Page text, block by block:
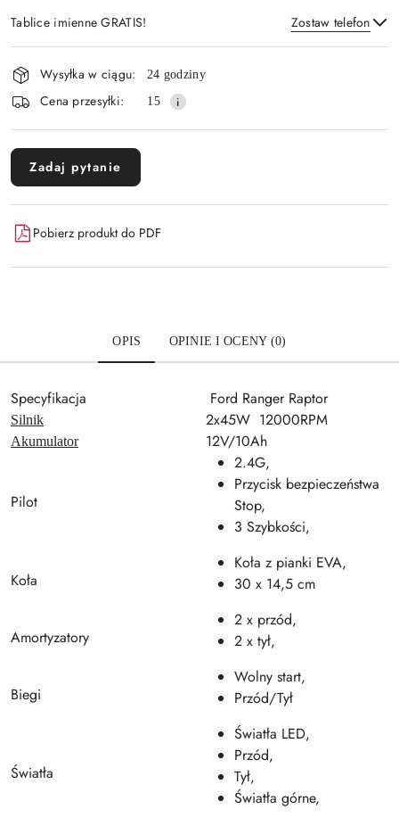
Tablice imienne GRATIS! Zostaw telefon
Wyślij
i
dostawa
Wysyłka w ciągu: 24 godziny
Cena przesyłki: 15
Zadaj pytanie
Pobierz produkt do PDF
OPIS OPINIE I OCENY (0)
Specyfikacja Ford Ranger Raptor
Silnik 2x45W 12000RPM
Akumulator 12V/10Ah
Pilot
2.4G,
Przycisk bezpieczeństwa
Stop,
3 Szybkości,
Koła
Koła z pianki EVA,
30 x 14,5 cm
Amortyzatory
2 x przód,
2 x tył,
Biegi
Wolny start,
Przód/Tył
Światła
Światła LED,
Przód,
Tył,
Światła górne,